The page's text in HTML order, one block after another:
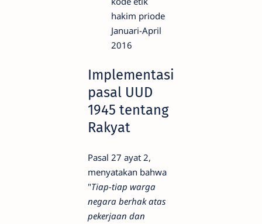
hakim priode
Januari-April
2016
Implementasi
pasal UUD
1945 tentang
Rakyat
Pasal 27 ayat 2,
menyatakan bahwa
"Tiap-tiap warga
negara berhak atas
pekerjaan dan